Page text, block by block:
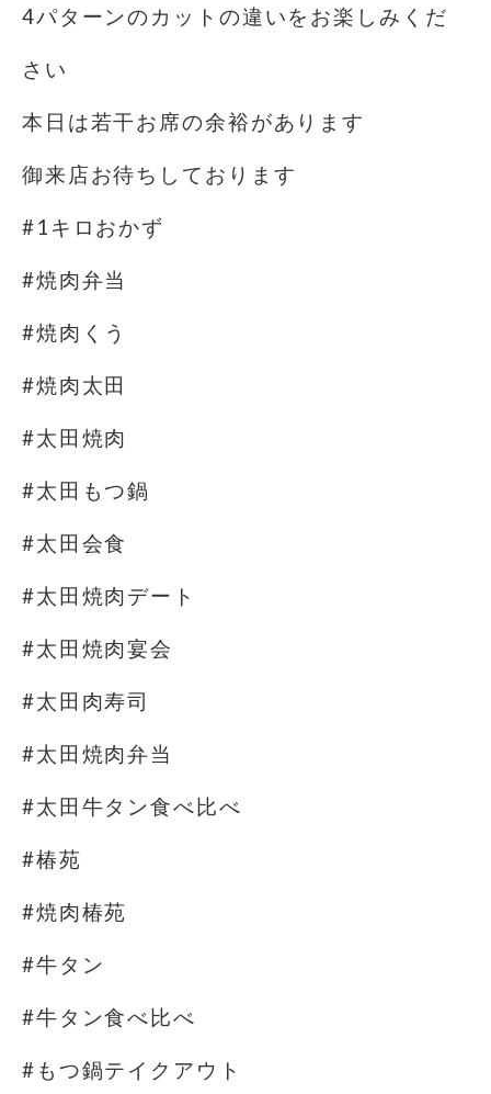
4パターンのカットの違いをお楽しみくだ
さい
本日は若干お席の余裕があります
御来店お待ちしております
#1キロおかず
#焼肉弁当
#焼肉くう
#焼肉太田
#太田焼肉
#太田もつ鍋
#太田会食
#太田焼肉デート
#太田焼肉宴会
#太田肉寿司
#太田焼肉弁当
#太田牛タン食べ比べ
#椿苑
#焼肉椿苑
#牛タン
#牛タン食べ比べ
#もつ鍋テイクアウト